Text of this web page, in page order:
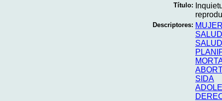
Título:
Descriptores:
SALUD
SIDA